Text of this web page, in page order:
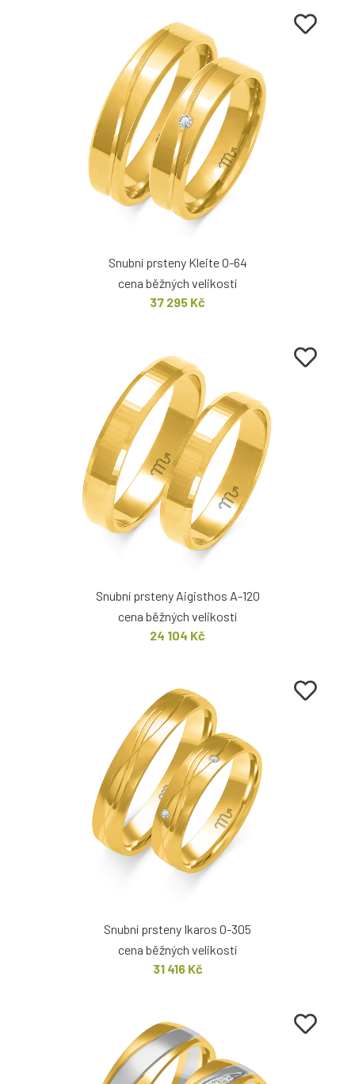
Snubní prsteny Kleite O-64
cena běžných velikostí
37 295 Kč
Snubní prsteny Aigisthos A-120
cena běžných velikostí
24 104 Kč
Snubní prsteny Ikaros O-305
cena běžných velikostí
31 416 Kč